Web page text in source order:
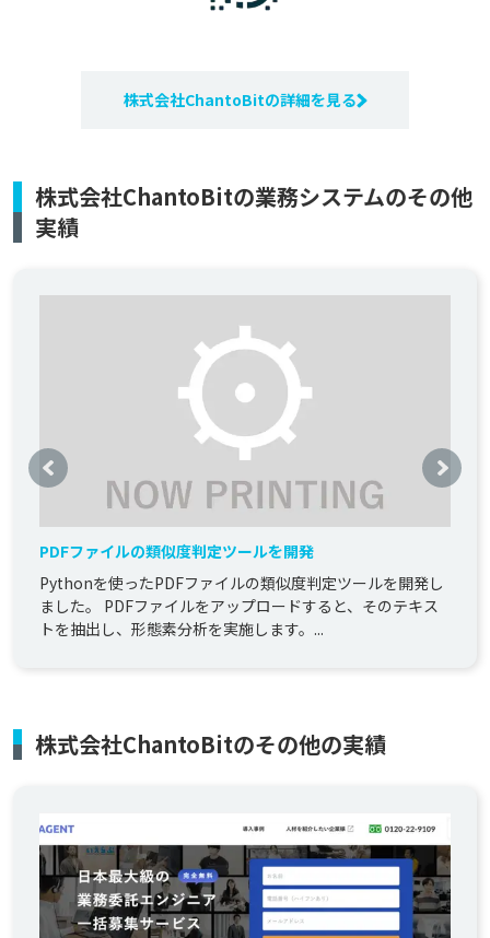
株式会社ChantoBitの詳細を見る
株式会社ChantoBitの業務システムのその他
実績
PDFファイルの類似度判定ツールを開発
Pythonを使ったPDFファイルの類似度判定ツールを開発し
ました。 PDFファイルをアップロードすると、そのテキス
トを抽出し、形態素分析を実施します。...
株式会社ChantoBitのその他の実績